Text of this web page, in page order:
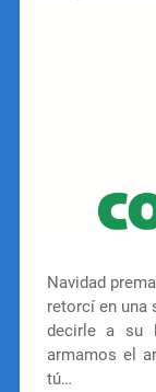
Navidad
retorcí en una
decirle a su
armamos el
tú…